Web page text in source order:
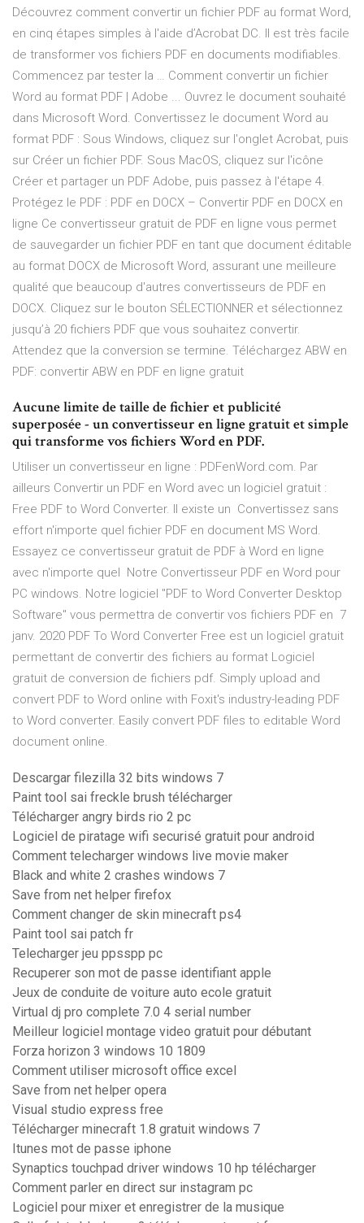
Découvrez comment convertir un fichier PDF au format Word,
en cinq étapes simples à l'aide d’Acrobat DC. Il est très facile
de transformer vos fichiers PDF en documents modifiables.
Commencez par tester la … Comment convertir un fichier
Word au format PDF | Adobe ... Ouvrez le document souhaité
dans Microsoft Word. Convertissez le document Word au
format PDF : Sous Windows, cliquez sur l'onglet Acrobat, puis
sur Créer un fichier PDF. Sous MacOS, cliquez sur l'icône
Créer et partager un PDF Adobe, puis passez à l'étape 4.
Protégez le PDF : PDF en DOCX – Convertir PDF en DOCX en
ligne Ce convertisseur gratuit de PDF en ligne vous permet
de sauvegarder un fichier PDF en tant que document éditable
au format DOCX de Microsoft Word, assurant une meilleure
qualité que beaucoup d'autres convertisseurs de PDF en
DOCX. Cliquez sur le bouton SÉLECTIONNER et sélectionnez
jusqu’à 20 fichiers PDF que vous souhaitez convertir.
Attendez que la conversion se termine. Téléchargez ABW en
PDF: convertir ABW en PDF en ligne gratuit
Aucune limite de taille de fichier et publicité
superposée - un convertisseur en ligne gratuit et simple
qui transforme vos fichiers Word en PDF.
Utiliser un convertisseur en ligne : PDFenWord.com. Par
ailleurs Convertir un PDF en Word avec un logiciel gratuit :
Free PDF to Word Converter. Il existe un Convertissez sans
effort n'importe quel fichier PDF en document MS Word.
Essayez ce convertisseur gratuit de PDF à Word en ligne
avec n'importe quel Notre Convertisseur PDF en Word pour
PC windows. Notre logiciel "PDF to Word Converter Desktop
Software" vous permettra de convertir vos fichiers PDF en 7
janv. 2020 PDF To Word Converter Free est un logiciel gratuit
permettant de convertir des fichiers au format Logiciel
gratuit de conversion de fichiers pdf. Simply upload and
convert PDF to Word online with Foxit's industry-leading PDF
to Word converter. Easily convert PDF files to editable Word
document online.
Descargar filezilla 32 bits windows 7
Paint tool sai freckle brush télécharger
Télécharger angry birds rio 2 pc
Logiciel de piratage wifi securisé gratuit pour android
Comment telecharger windows live movie maker
Black and white 2 crashes windows 7
Save from net helper firefox
Comment changer de skin minecraft ps4
Paint tool sai patch fr
Telecharger jeu ppsspp pc
Recuperer son mot de passe identifiant apple
Jeux de conduite de voiture auto ecole gratuit
Virtual dj pro complete 7.0 4 serial number
Meilleur logiciel montage video gratuit pour débutant
Forza horizon 3 windows 10 1809
Comment utiliser microsoft office excel
Save from net helper opera
Visual studio express free
Télécharger minecraft 1.8 gratuit windows 7
Itunes mot de passe iphone
Synaptics touchpad driver windows 10 hp télécharger
Comment parler en direct sur instagram pc
Logiciel pour mixer et enregistrer de la musique